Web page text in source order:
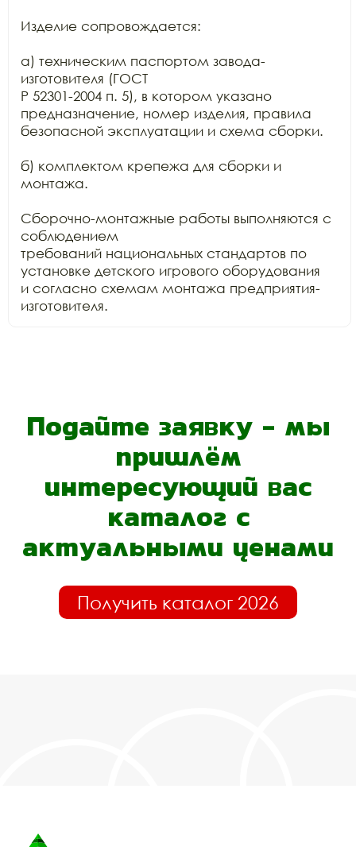
Изделие сопровождается:
а) техническим паспортом завода-
изготовителя (ГОСТ
Р 52301-2004 п. 5), в котором указано
предназначение, номер изделия, правила
безопасной эксплуатации и схема сборки.
б) комплектом крепежа для сборки и
монтажа.
Сборочно-монтажные работы выполняются с
соблюдением
требований национальных стандартов по
установке детского игрового оборудования
и согласно схемам монтажа предприятия-
изготовителя.
Подайте заявку - мы
пришлём
интересующий вас
каталог с
актуальными ценами
Получить каталог 2026